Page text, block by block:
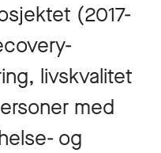
(2017-
livskvalitet
med
og